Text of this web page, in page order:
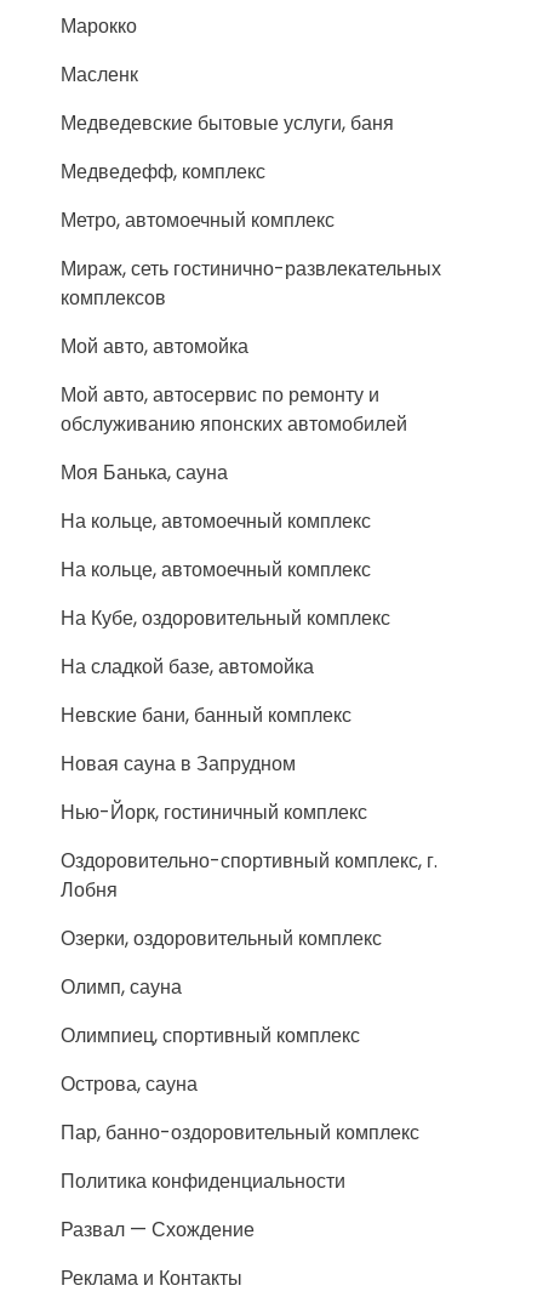
Марокко
Масленк
Медведевские бытовые услуги, баня
Медведефф, комплекс
Метро, автомоечный комплекс
Мираж, сеть гостинично-развлекательных
комплексов
Мой авто, автомойка
Мой авто, автосервис по ремонту и
обслуживанию японских автомобилей
Моя Банька, сауна
На кольце, автомоечный комплекс
На кольце, автомоечный комплекс
На Кубе, оздоровительный комплекс
На сладкой базе, автомойка
Невские бани, банный комплекс
Новая сауна в Запрудном
Нью-Йорк, гостиничный комплекс
Оздоровительно-спортивный комплекс, г.
Лобня
Озерки, оздоровительный комплекс
Олимп, сауна
Олимпиец, спортивный комплекс
Острова, сауна
Пар, банно-оздоровительный комплекс
Политика конфиденциальности
Развал — Схождение
Реклама и Контакты